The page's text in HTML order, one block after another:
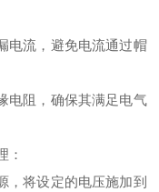
流，避免电流通过帽
阻，确保其满足电气
：
将设定的电压施加到